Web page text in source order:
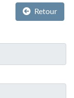
Retour